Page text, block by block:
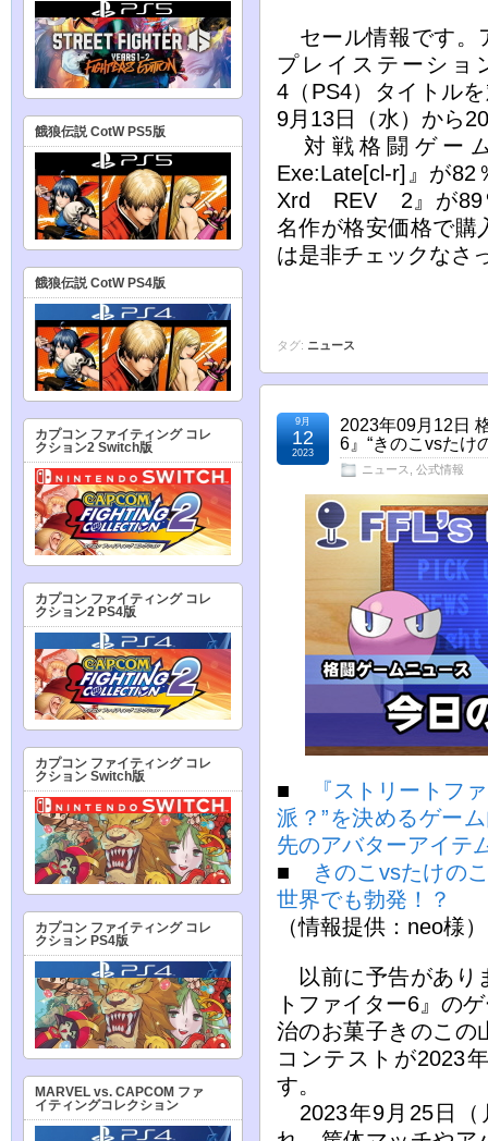
セール情報です。
プレイステーショ
4（PS4）タイトル
9月13日（水）から
対戦格闘ゲー
Exe:Late[cl-r]』が
Xrd REV 2』が89
名作が格安価格で購
は是非チェックなさ
タグ: ニュース
2023年09月12日
6』“きのこvsたけ
ニュース 公式情報
9月
12
2023
■
『ストリートフ
派？”を決めるゲー
先のアバターアイテ
■
きのこvsたけの
世界でも勃発！？
（情報提供：neo様）
以前に予告があり
トファイター6』の
治のお菓子きのこの
コンテストが2023
す。
2023年9月25日（
餓狼伝説 CotW PS5版
餓狼伝説 CotW PS4版
カプコン ファイティング コレ
クション2 Switch版
カプコン ファイティング コレ
クション2 PS4版
カプコン ファイティング コレ
クション Switch版
カプコン ファイティング コレ
クション PS4版
MARVEL vs. CAPCOM ファ
イティングコレクション